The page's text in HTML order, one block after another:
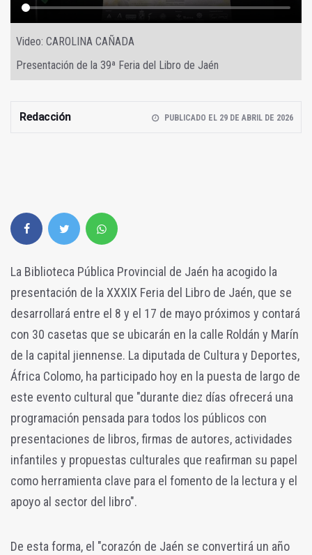
Video: CAROLINA CAÑADA
Presentación de la 39ª Feria del Libro de Jaén
Redacción PUBLICADO EL 29 DE ABRIL DE 2026
La Biblioteca Pública Provincial de Jaén ha acogido la
presentación de la XXXIX Feria del Libro de Jaén, que se
desarrollará entre el 8 y el 17 de mayo próximos y contará
con 30 casetas que se ubicarán en la calle Roldán y Marín
de la capital jiennense. La diputada de Cultura y Deportes,
África Colomo, ha participado hoy en la puesta de largo de
este evento cultural que "durante diez días ofrecerá una
programación pensada para todos los públicos con
presentaciones de libros, firmas de autores, actividades
infantiles y propuestas culturales que reafirman su papel
como herramienta clave para el fomento de la lectura y el
apoyo al sector del libro".
De esta forma, el "corazón de Jaén se convertirá un año